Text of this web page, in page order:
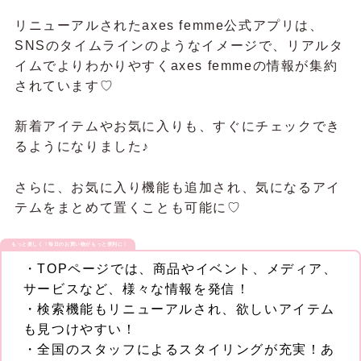
リニューアルされたaxes femme公式アプリは、
SNSのタイムラインのようなイメージで、リアルタ
イムでよりわかりやすくaxes femmeの情報が集約
されています♡
新着アイテムやお気に入りも、すぐにチェックでき
るようになりました♪
さらに、お気に入り機能も追加され、気になるアイ
テムをまとめて置くことも可能に♡
もっと楽しく！毎日のお買い物がもっと便利に！
・TOPページでは、商品やイベント、メディア、
サービスなど、様々な情報を発信！
・検索機能もリニューアルされ、欲しいアイテム
も見つけやすい！
・全国のスタッフによるスタイリングが充実！あ